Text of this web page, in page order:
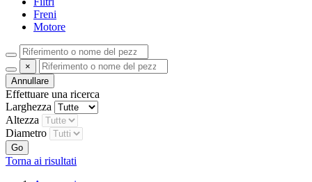
Freni
Motore
×
Annullare
Effettuare una ricerca
Larghezza
Altezza
Diametro
Go
Torna ai risultati